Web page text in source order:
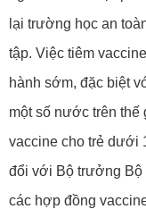
lại trường học an
tập. Việc tiêm
hành sớm, đặc biệt
một số nước trên
vaccine cho trẻ dưới
đổi với Bộ trưởng Bộ
các hợp đồng